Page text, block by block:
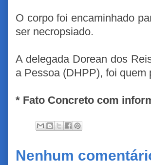
O corpo foi encaminhado
ser necropsiado.
A delegada Dorean dos
a Pessoa (DHPP), foi
* Fato Concreto com
Nenhum